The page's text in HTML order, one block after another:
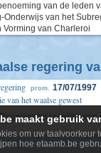
van de leden
Onderwijs van het
van Charleroi
regering
prom. 17/07/1997
van het waalse gewest
tot regeling van
maakt gebruik
om uw taalvoorkeur
hoe etaamb.be